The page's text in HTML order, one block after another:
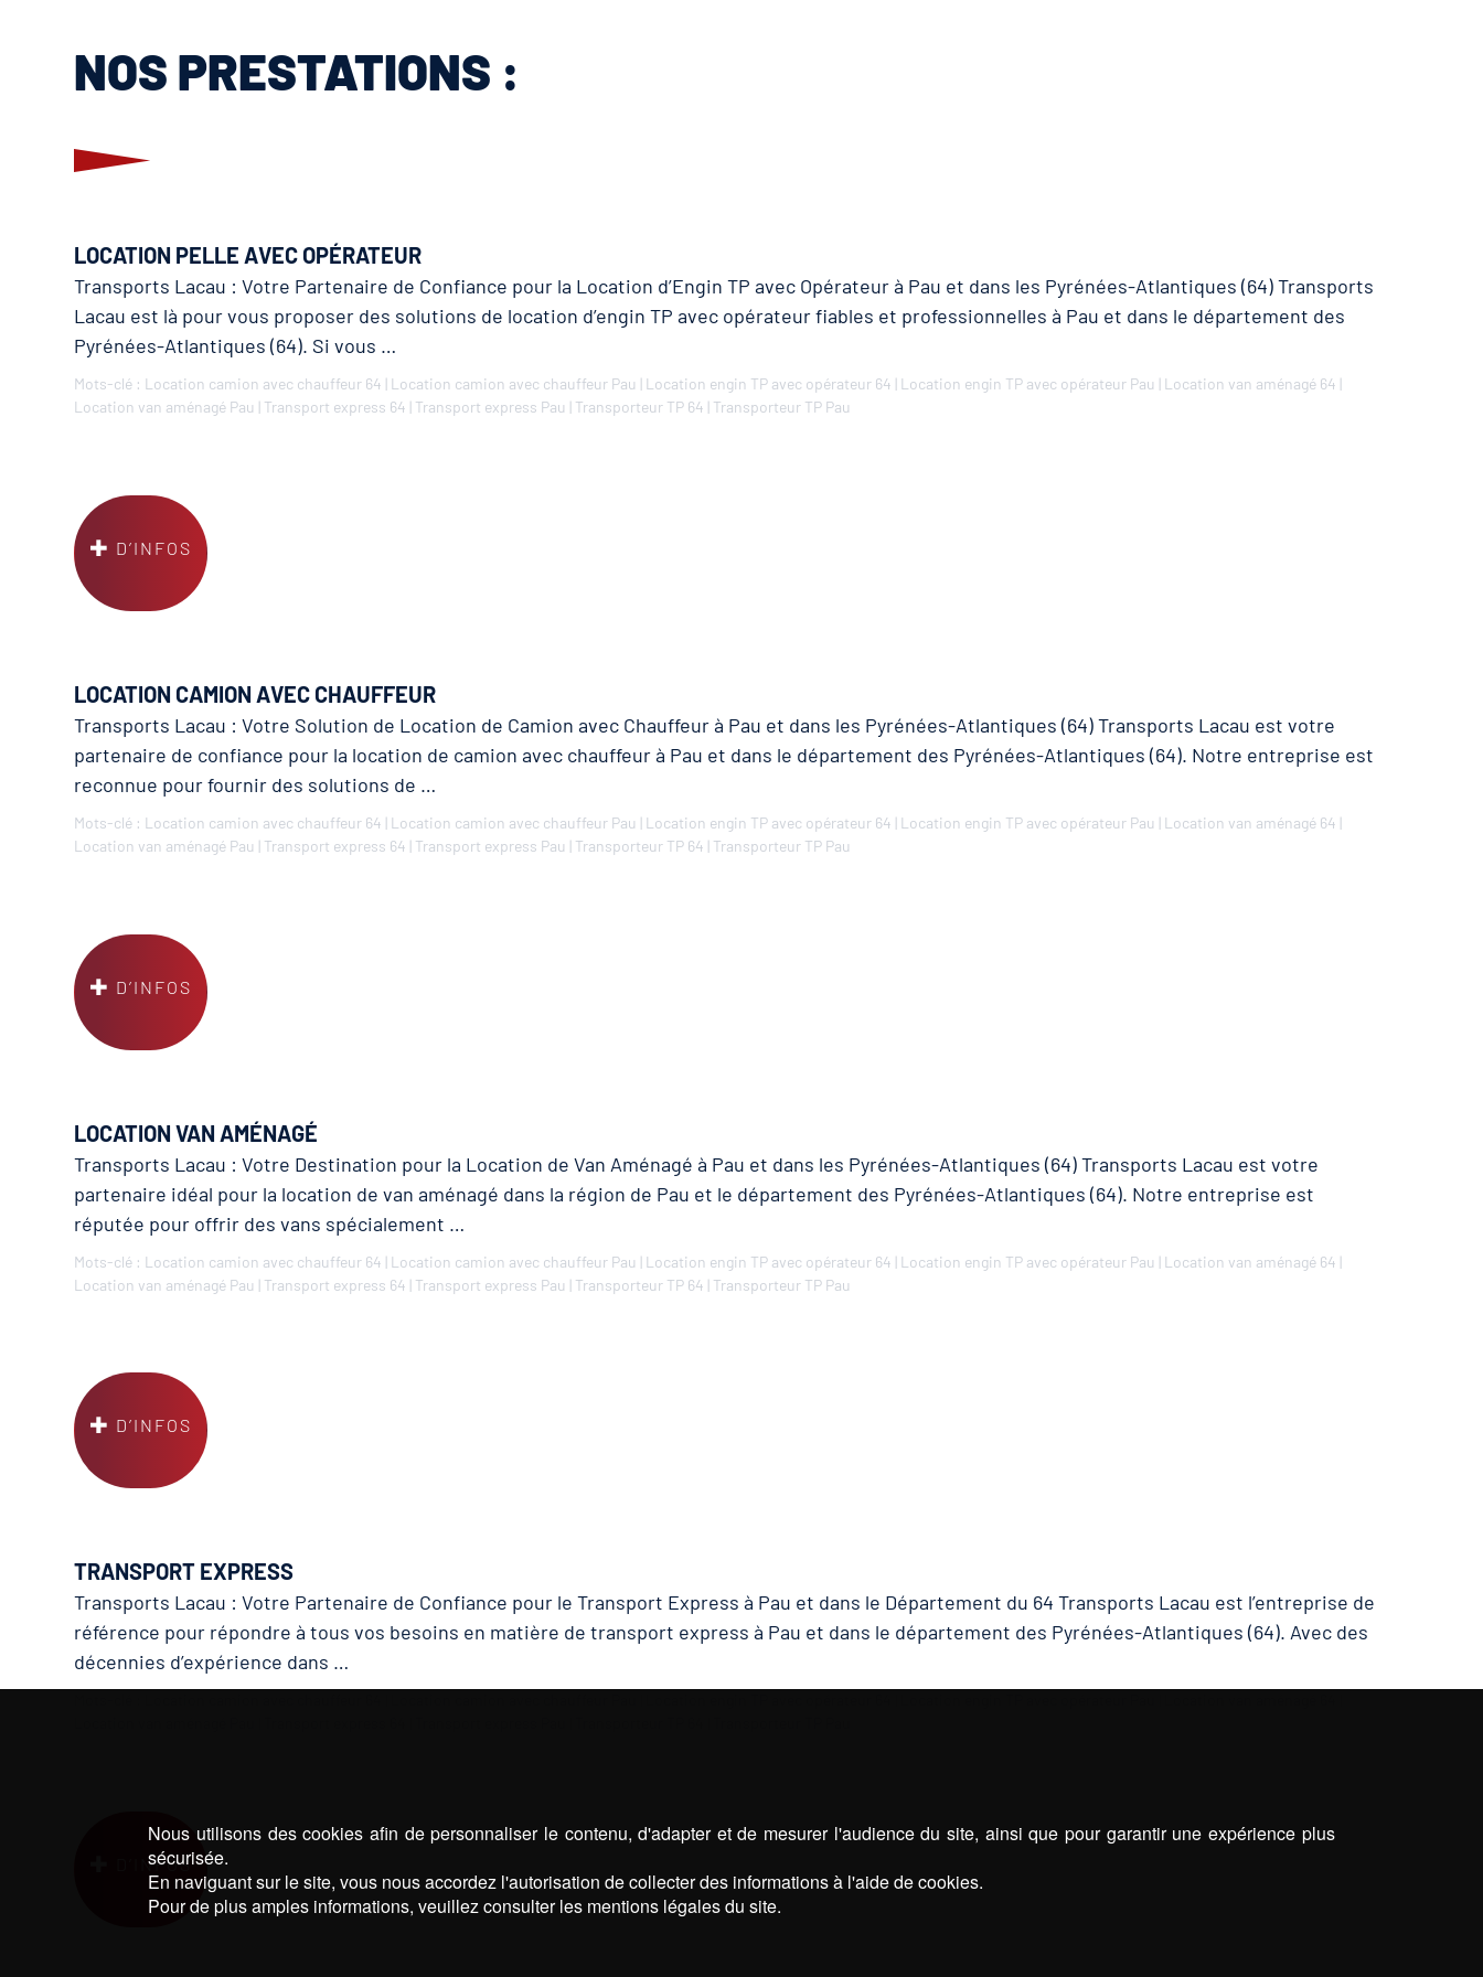
NOS PRESTATIONS :
LOCATION PELLE AVEC OPÉRATEUR
Transports Lacau : Votre Partenaire de Confiance pour la Location d’Engin TP avec Opérateur à Pau et dans les Pyrénées-Atlantiques (64) Transports
Lacau est là pour vous proposer des solutions de location d’engin TP avec opérateur fiables et professionnelles à Pau et dans le département des
Pyrénées-Atlantiques (64). Si vous …
Mots-clé : Location camion avec chauffeur 64 | Location camion avec chauffeur Pau | Location engin TP avec opérateur 64 | Location engin TP avec opérateur Pau | Location van aménagé 64 |
Location van aménagé Pau | Transport express 64 | Transport express Pau | Transporteur TP 64 | Transporteur TP Pau
D’INFOS
LOCATION CAMION AVEC CHAUFFEUR
Transports Lacau : Votre Solution de Location de Camion avec Chauffeur à Pau et dans les Pyrénées-Atlantiques (64) Transports Lacau est votre
partenaire de confiance pour la location de camion avec chauffeur à Pau et dans le département des Pyrénées-Atlantiques (64). Notre entreprise est
reconnue pour fournir des solutions de …
Mots-clé : Location camion avec chauffeur 64 | Location camion avec chauffeur Pau | Location engin TP avec opérateur 64 | Location engin TP avec opérateur Pau | Location van aménagé 64 |
Location van aménagé Pau | Transport express 64 | Transport express Pau | Transporteur TP 64 | Transporteur TP Pau
D’INFOS
LOCATION VAN AMÉNAGÉ
Transports Lacau : Votre Destination pour la Location de Van Aménagé à Pau et dans les Pyrénées-Atlantiques (64) Transports Lacau est votre
partenaire idéal pour la location de van aménagé dans la région de Pau et le département des Pyrénées-Atlantiques (64). Notre entreprise est
réputée pour offrir des vans spécialement …
Mots-clé : Location camion avec chauffeur 64 | Location camion avec chauffeur Pau | Location engin TP avec opérateur 64 | Location engin TP avec opérateur Pau | Location van aménagé 64 |
Location van aménagé Pau | Transport express 64 | Transport express Pau | Transporteur TP 64 | Transporteur TP Pau
D’INFOS
TRANSPORT EXPRESS
Transports Lacau : Votre Partenaire de Confiance pour le Transport Express à Pau et dans le Département du 64 Transports Lacau est l’entreprise de
référence pour répondre à tous vos besoins en matière de transport express à Pau et dans le département des Pyrénées-Atlantiques (64). Avec des
décennies d’expérience dans …
D’INFOS
Nous utilisons des cookies afin de personnaliser le contenu, d'adapter et de mesurer l'audience du site, ainsi que pour garantir une expérience plus
sécurisée.
En naviguant sur le site, vous nous accordez l'autorisation de collecter des informations à l'aide de cookies.
Pour de plus amples informations, veuillez consulter les mentions légales du site.